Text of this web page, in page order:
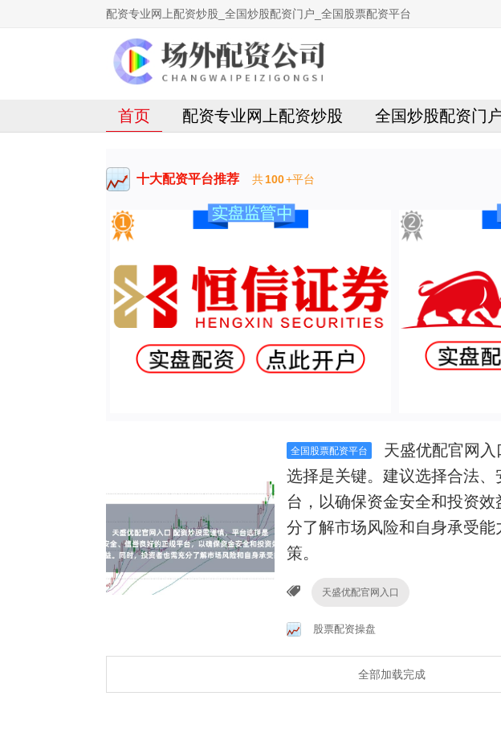
配资专业网上配资炒股_全国炒股配资门户_全国股票配资平台
首页 配资专业网上配资炒股 全国炒股配资门
十大配资平台推荐 共100+平台
全国股票配资平台
天盛优配官网
选择是关键。建议选择合法
台，以确保资金安全和投资
分了解市场风险和自身承受
策。
天盛优配官网入口
股票配资操盘
全部加载完成